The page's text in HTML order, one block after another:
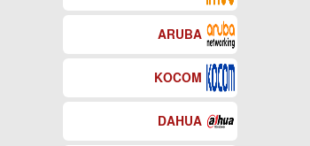
ARUBA
KOCOM
DAHUA